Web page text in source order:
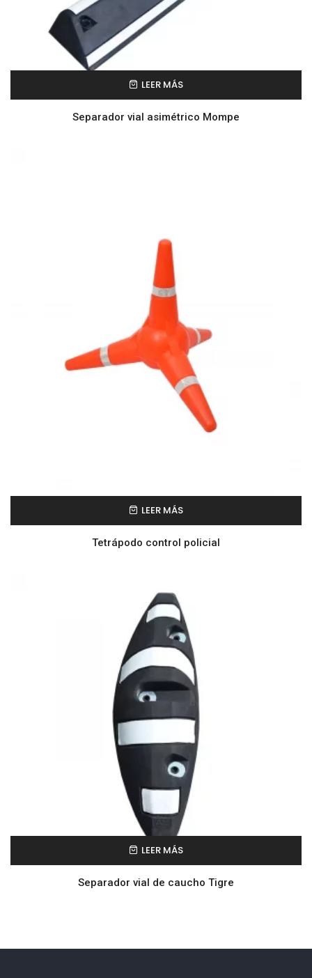
LEER MÁS
Separador vial asimétrico Mompe
LEER MÁS
Tetrápodo control policial
LEER MÁS
Separador vial de caucho Tigre